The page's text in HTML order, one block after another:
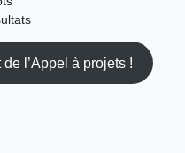
l’Appel à projets !